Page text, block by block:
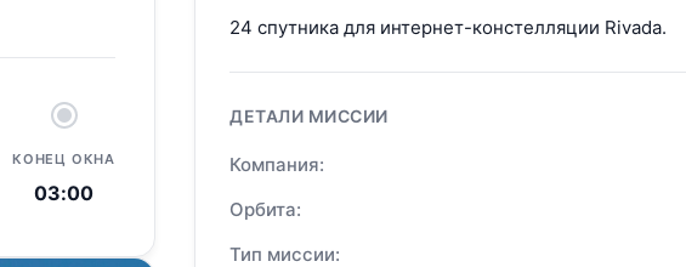
КОНЕЦ ОКНА
03:00
24 спутника для интернет-констелляции Rivada.
ДЕТАЛИ МИССИИ
Компания:
Орбита:
Тип миссии: